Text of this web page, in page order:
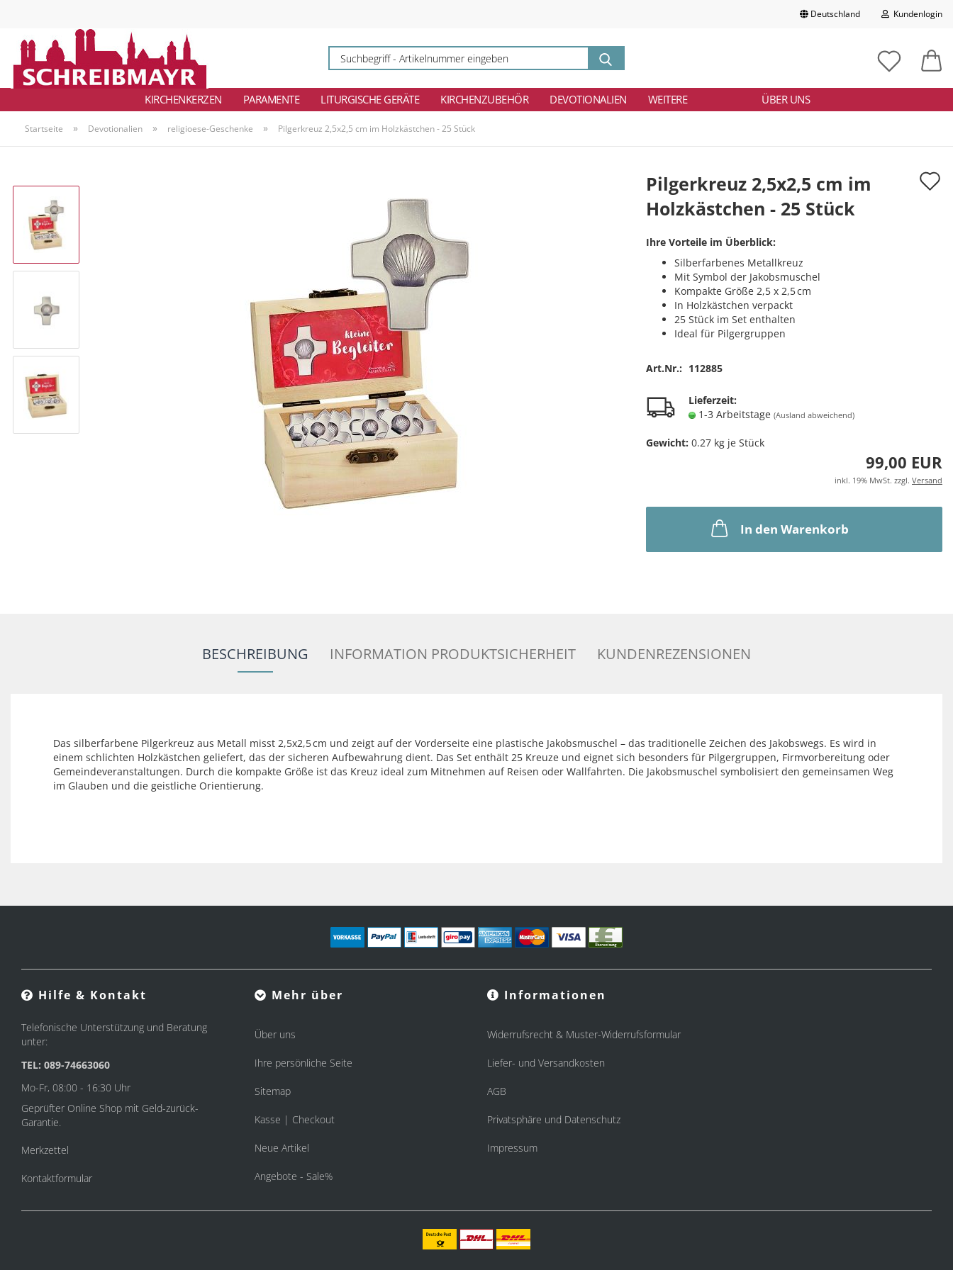
Deutschland Kundenlogin
E-Mail
Konto erstellen
Passwort vergessen?
eingeben
KIRCHENKERZEN PARAMENTE LITURGISCHE GERÄTE KIRCHENZUBEHÖR DEVOTIONALIEN ÜBER UNS
WEITERE
Startseite » Devotionalien » religioese-Geschenke » Pilgerkreuz 2,5x2,5 cm im Holzkästchen - 25 Stück
Pilgerkreuz 2,5x2,5 cm im
Holzkästchen - 25 Stück
Ihre Vorteile im Überblick:
Silberfarbenes Metallkreuz
Mit Symbol der Jakobsmuschel
Kompakte Größe 2,5 x 2,5 cm
In Holzkästchen verpackt
25 Stück im Set enthalten
Ideal für Pilgergruppen
Art.Nr.: 112885
Lieferzeit:
1-3 Arbeitstage (Ausland abweichend)
Gewicht: 0.27 kg je Stück
99,00 EUR
inkl. 19% MwSt. zzgl. Versand
In den Warenkorb
BESCHREIBUNG INFORMATION PRODUKTSICHERHEIT KUNDENREZENSIONEN
Das silberfarbene Pilgerkreuz aus Metall misst 2,5x2,5 cm und zeigt auf der Vorderseite eine plastische Jakobsmuschel – das traditionelle Zeichen des Jakobswegs. Es wird in
einem schlichten Holzkästchen geliefert, das der sicheren Aufbewahrung dient. Das Set enthält 25 Kreuze und eignet sich besonders für Pilgergruppen, Firmvorbereitung oder
Gemeindeveranstaltungen. Durch die kompakte Größe ist das Kreuz ideal zum Mitnehmen auf Reisen oder Wallfahrten. Die Jakobsmuschel symbolisiert den gemeinsamen Weg
im Glauben und die geistliche Orientierung.
Hilfe & Kontakt
Telefonische Unterstützung und Beratung
unter:
TEL: 089-74663060
Mo-Fr, 08:00 - 16:30 Uhr
Geprüfter Online Shop mit Geld-zurück-
Garantie.
Merkzettel
Kontaktformular
Mehr über
Über uns
Ihre persönliche Seite
Sitemap
Kasse | Checkout
Neue Artikel
Angebote - Sale%
Informationen
Widerrufsrecht & Muster-Widerrufsformular
Liefer- und Versandkosten
AGB
Privatsphäre und Datenschutz
Impressum